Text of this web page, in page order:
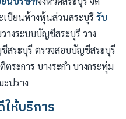
บียนห้างหุ้นส่วนสระบุรีรับ
างระบบบัญชีสระบุรี วาง
สระบุรี ตรวจสอบบัญชีสระบุรี
ระการ บางระกำ บางกระทุ่ม
ปราง
ห้บริการ